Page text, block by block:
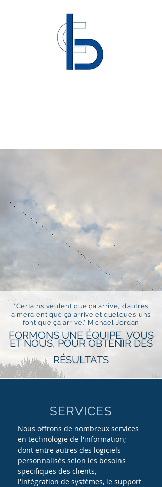
FORMONS UNE ÉQUIPE, VOUS
ET NOUS, POUR OBTENIR DES
RÉSULTATS
"Certains veulent que ça arrive, d’autres
aimeraient que ça arrive et quelques-uns
font que ça arrive." Michael Jordan
SERVICES
Nous offrons de nombreux services
en technologie de l'information;
dont entre autres des logiciels
personnalisés selon les besoins
specifiques des clients,
l'intégration de systèmes, le support